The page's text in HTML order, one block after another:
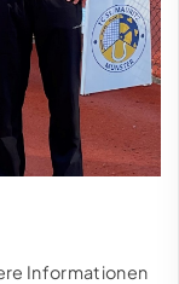
Informationen